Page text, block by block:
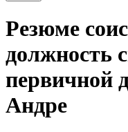
Резюме
должность
первичной
Андре